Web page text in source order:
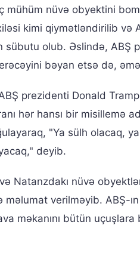
mühüm nüvə obyektini
kimi qiymətləndirilib və
sübutu olub. Əslində, ABŞ
bəyan etsə də,
prezidenti Donald
hər hansı bir misillemə
"Ya sülh olacaq,
deyib.
Natanzdakı nüvə
məlumat verilməyib. ABŞ-
məkanını bütün